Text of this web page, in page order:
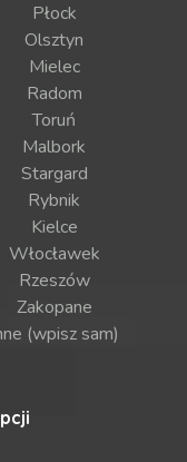
Płock
Olsztyn
Mielec
Radom
Toruń
Malbork
Stargard
Rybnik
Kielce
Włocławek
Rzeszów
Zakopane
(wpisz sam)